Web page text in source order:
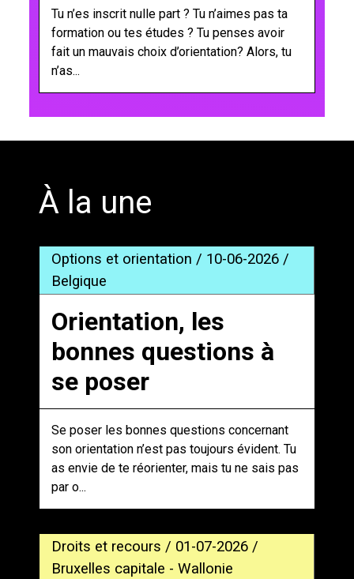
Tu n’es inscrit nulle part ? Tu n’aimes pas ta
formation ou tes études ? Tu penses avoir
fait un mauvais choix d’orientation? Alors, tu
n’as...
À la une
Options et orientation / 10-06-2026 /
Belgique
Orientation, les
bonnes questions à
se poser
Se poser les bonnes questions concernant
son orientation n’est pas toujours évident. Tu
as envie de te réorienter, mais tu ne sais pas
par o...
Droits et recours / 01-07-2026 /
Bruxelles capitale - Wallonie